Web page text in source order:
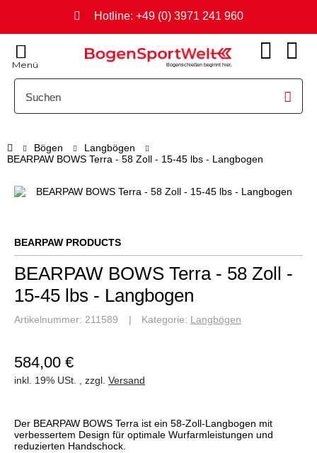
Hotline: +49 (0) 3971 241 960
Bogenschießen beginnt hier.
Menü
Bögen
Langbögen
BEARPAW BOWS Terra - 58 Zoll - 15-45 lbs - Langbogen
BEARPAW PRODUCTS
BEARPAW BOWS Terra - 58 Zoll -
15-45 lbs - Langbogen
Artikelnummer: 211589 Kategorie: Langbögen
584,00 €
inkl. 19% USt. , zzgl. Versand
Der BEARPAW BOWS Terra ist ein 58-Zoll-Langbogen mit
verbessertem Design für optimale Wurfarmleistungen und
reduzierten Handschock.